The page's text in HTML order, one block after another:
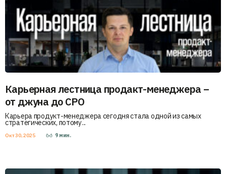
Карьерная лестница продакт-менеджера –
от джуна до CPO
Карьера продукт-менеджера сегодня стала одной из самых
стратегических, потому...
Окт 30, 2025 9 мин.